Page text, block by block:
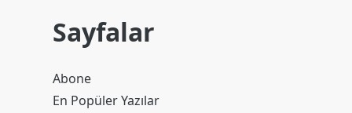
Sayfalar
Abone
En Popüler Yazılar